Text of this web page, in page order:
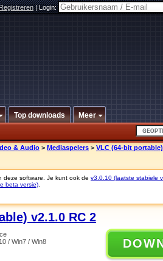
|Login:
Top downloads Meer
& Audio > Mediaspelers > VLC (64-bit portable)
deze software. Je kunt ook de v3.0.10 (laatste stabiele
beta versie)
v2.1.0 RC 2
/ Win7 / Win8